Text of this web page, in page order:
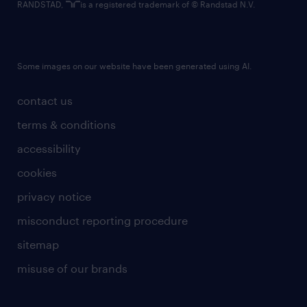
contact us
terms & conditions
accessibility
cookies
privacy notice
misconduct reporting procedure
sitemap
misuse of our brands
RANDSTAD, is a registered trademark of © Randstad N.V.
Some images on our website have been generated using AI.